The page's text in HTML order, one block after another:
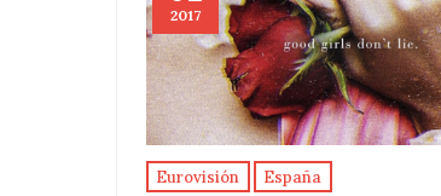
2017
Eurovisión España